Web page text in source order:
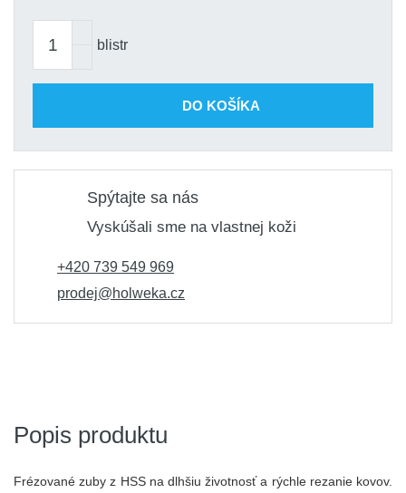
blistr
DO KOŠÍKA
Spýtajte sa nás
Vyskúšali sme na vlastnej koži
+420 739 549 969
prodej@holweka.cz
Popis produktu
Frézované zuby z HSS na dlhšiu životnosť a rýchle rezanie kovov.